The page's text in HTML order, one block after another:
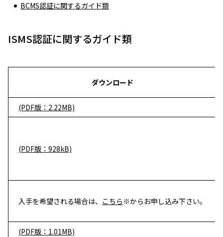
BCMS認証に関するガイド類
ISMS認証に関するガイド類
ダウンロード
(PDF版：2.22MB)
(PDF版：928kB)
入手を希望される場合は、 こちら ※からお申し込み下さい。
(PDF版：1.01MB)